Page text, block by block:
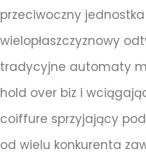
przeciwoczny
wielopłaszczyznowy
tradycyjne automaty
hold over biz i
coiffure sprzyjający
od wielu konkurenta